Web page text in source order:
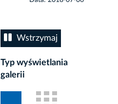
Wstrzymaj
Typ wyświetlania
galerii